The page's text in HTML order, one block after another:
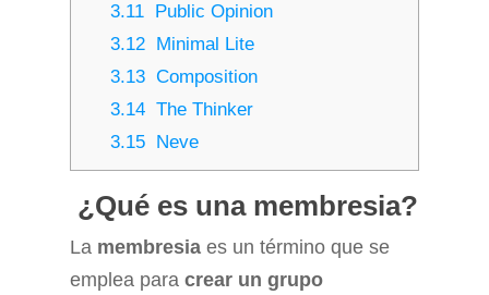
3.11Public Opinion
3.12Minimal Lite
3.13Composition
3.14The Thinker
3.15Neve
¿Qué es una membresia?
La membresia es un término que se
emplea para crear un grupo